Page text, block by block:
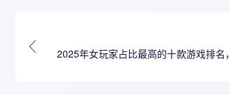
2025年女玩家占比最高的十款游戏排名